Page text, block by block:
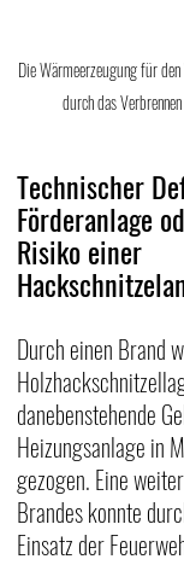
Die Wärmeerzeugung für
durch das
Technischer
Förderanlage
Risiko einer
Durch einen Brand
danebenstehende
Heizungsanlage in
gezogen. Eine
Brandes konnte
Einsatz der